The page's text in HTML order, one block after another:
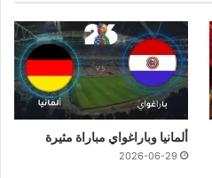
ألمانيا وباراغواي مباراة مثيرة
2026-06-29